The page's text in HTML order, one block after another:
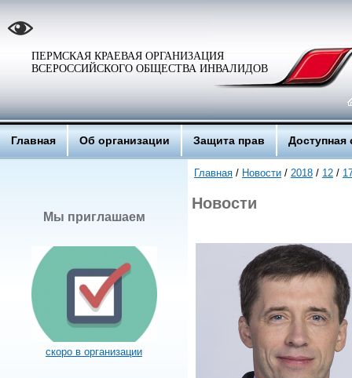
ПЕРМСКАЯ КРАЕВАЯ ОРГАНИЗАЦИЯ
ВСЕРОССИЙСКОГО ОБЩЕСТВА ИНВАЛИДОВ
Главная Об организации Защита прав Доступная
Мы приглашаем
скоро в организации
Главная / Новости / 2018 / 12 /
Новости